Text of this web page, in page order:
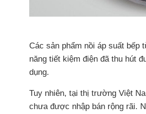
Các sản phẩm nồi áp suất bếp
năng tiết kiệm điện đã thu hút
dụng.
Tuy nhiên, tại thị trường Việt
chưa được nhập bán rộng rãi.